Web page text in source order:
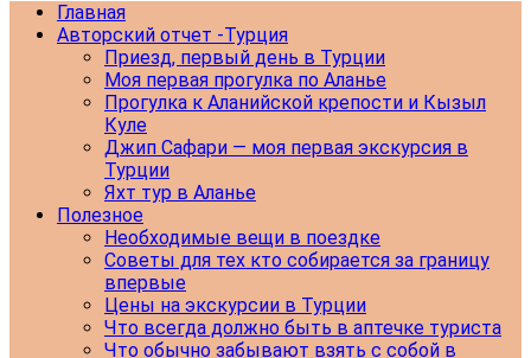
Главная
Авторский отчет -Турция
Приезд, первый день в Турции
Моя первая прогулка по Аланье
Прогулка к Аланийской крепости и Кызыл
Куле
Джип Сафари — моя первая экскурсия в
Турции
Яхт тур в Аланье
Полезное
Необходимые вещи в поездке
Советы для тех кто собирается за границу
впервые
Цены на экскурсии в Турции
Что всегда должно быть в аптечке туриста
Что обычно забывают взять с собой в